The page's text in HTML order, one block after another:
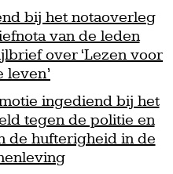
bij het notaoverleg
van de leden
over ‘Lezen voor
leven’
ingediend bij het
tegen de politie en
de hufterigheid in de